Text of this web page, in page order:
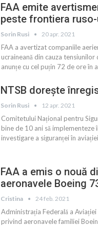
FAA emite
peste frontiera
Sorin Rusi 20 apr. 2021
FAA a avertizat companiile
ucraineană din cauza
anunțe cu cel puțin 72 de ore
NTSB dorește
Sorin Rusi 12 apr. 2021
Comitetului Național pentru
bine de 10 ani să
investigare a siguranței în
FAA a emis o nouă
aeronavele Boeing
Cristina 24 feb. 2021
Administrația Federală a
privind aeronavele familiei